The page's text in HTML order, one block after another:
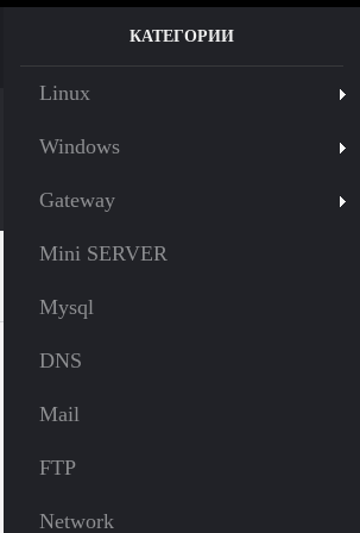
КАТЕГОРИИ
Linux
Windows
Gateway
Mini SERVER
Mysql
DNS
Mail
FTP
Network